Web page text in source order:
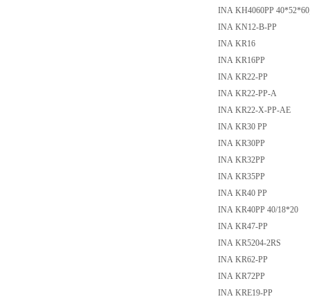
INA KH4060PP
INA KN12-B-PP
INA KR16
INA KR16PP
INA KR22-PP
INA KR22-PP-A
INA KR22-X-PP-AE
INA KR30 PP
INA KR30PP
INA KR32PP
INA KR35PP
INA KR40 PP
INA KR40PP 40/18*20
INA KR47-PP
INA KR5204-2RS
INA KR62-PP
INA KR72PP
INA KRE19-PP